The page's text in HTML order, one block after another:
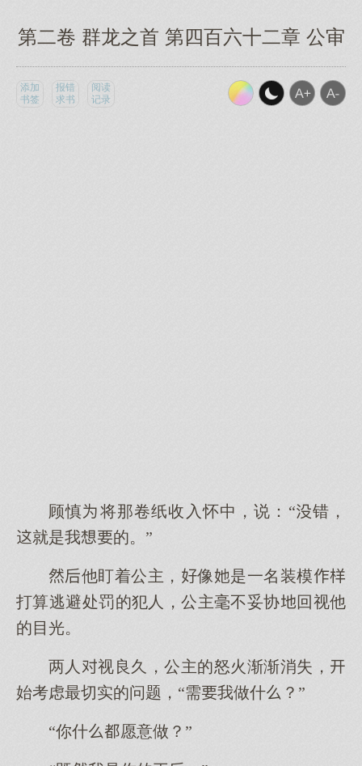
第二卷 群龙之首 第四百六十二章 公审
添加
书签
报错
求书
阅读
记录
顾慎将那卷纸收入怀中，说：“错，
就是我的。”
他盯着公主，像是一名装模
打算逃避处罚的犯人，公主毫不妥协回视他
的目光。
两人视良久，公主的怒火渐渐消失，
始考虑最切实的问题，“需我做什？”
“你什愿意做？”